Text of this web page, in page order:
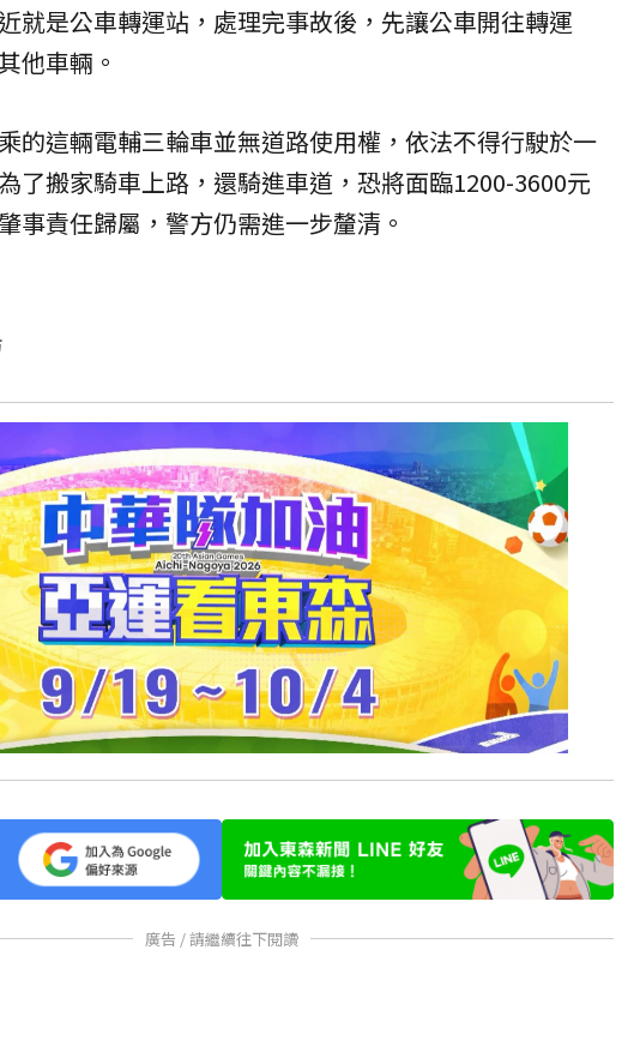
就是公車轉運站，處理完事故後，先讓公車開往轉運
他車輛。
的這輛電輔三輪車並無道路使用權，依法不得行駛於一
了搬家騎車上路，還騎進車道，恐將面臨1200-3600元
事責任歸屬，警方仍需進一步釐清。
廣告 / 請繼續往下閱讀